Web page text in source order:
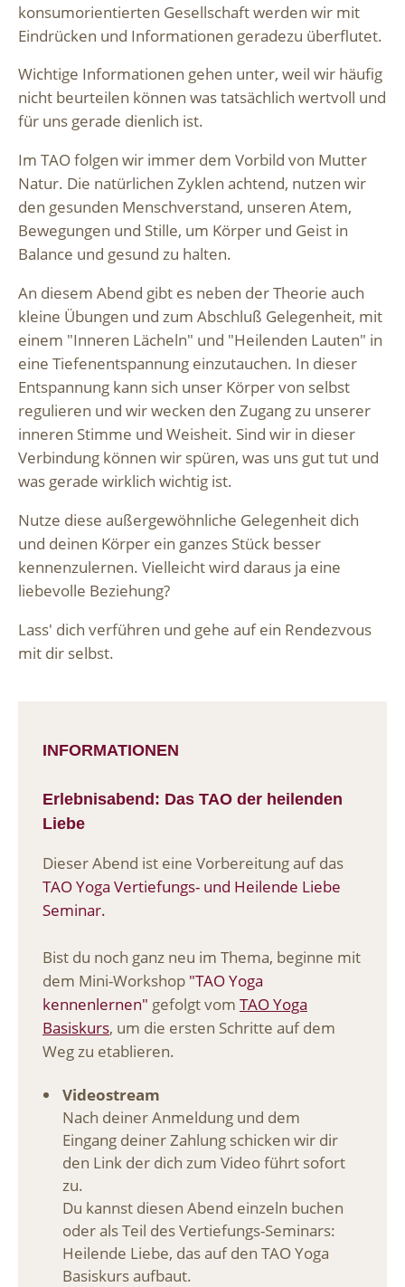
konsumorientierten Gesellschaft werden wir mit
Eindrücken und Informationen geradezu überflutet.
Wichtige Informationen gehen unter, weil wir häufig
nicht beurteilen können was tatsächlich wertvoll und
für uns gerade dienlich ist.
Im TAO folgen wir immer dem Vorbild von Mutter
Natur. Die natürlichen Zyklen achtend, nutzen wir
den gesunden Menschverstand, unseren Atem,
Bewegungen und Stille, um Körper und Geist in
Balance und gesund zu halten.
An diesem Abend gibt es neben der Theorie auch
kleine Übungen und zum Abschluß Gelegenheit, mit
einem "Inneren Lächeln" und "Heilenden Lauten" in
eine Tiefenentspannung einzutauchen. In dieser
Entspannung kann sich unser Körper von selbst
regulieren und wir wecken den Zugang zu unserer
inneren Stimme und Weisheit. Sind wir in dieser
Verbindung können wir spüren, was uns gut tut und
was gerade wirklich wichtig ist.
Nutze diese außergewöhnliche Gelegenheit dich
und deinen Körper ein ganzes Stück besser
kennenzulernen. Vielleicht wird daraus ja eine
liebevolle Beziehung?
Lass' dich verführen und gehe auf ein Rendezvous
mit dir selbst.
INFORMATIONEN
Erlebnisabend: Das TAO der heilenden
Liebe
Dieser Abend ist eine Vorbereitung auf das
TAO Yoga Vertiefungs- und Heilende Liebe
Seminar.
Bist du noch ganz neu im Thema, beginne mit
dem Mini-Workshop "TAO Yoga
kennenlernen" gefolgt vom TAO Yoga
Basiskurs, um die ersten Schritte auf dem
Weg zu etablieren.
Videostream
Nach deiner Anmeldung und dem
Eingang deiner Zahlung schicken wir dir
den Link der dich zum Video führt sofort
zu.
Du kannst diesen Abend einzeln buchen
oder als Teil des Vertiefungs-Seminars:
Heilende Liebe, das auf den TAO Yoga
Basiskurs aufbaut.